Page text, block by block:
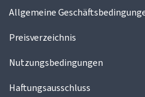
Allgemeine
Preisverzeichnis
Nutzungsbedingungen
Haftungsausschluss